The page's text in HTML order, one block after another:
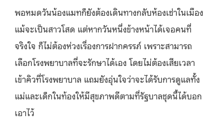
พอหมดวันน้องแมทก็ยังต้องเดินทางกลับห้องเช่าในเมือง
แม้จะเป็นสาวโสด แต่หากวันหนึ่งข้างหน้าได้เจอคนที่
จริงใจ ก็ไม่ต้องห่วงเรื่องการฝากครรภ์ เพราะสามารถ
เลือกโรงพยาบาลที่จะรักษาได้เอง โดยไม่ต้องเสียเวลา
เข้าคิวที่โรงพยาบาล แถมยังอุ่นใจว่าจะได้รับการดูแลทั้ง
แม่และเด็กในท้องให้มีสุขภาพดีตามที่รัฐบาลชุดนี้ได้บอก
เอาไว้